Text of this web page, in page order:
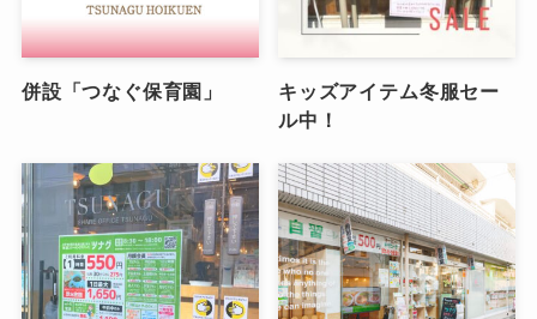
併設「つなぐ保育園」
キッズアイテム冬服セー
ル中！